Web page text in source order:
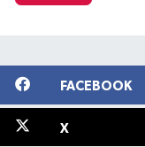
FACEBOOK
X